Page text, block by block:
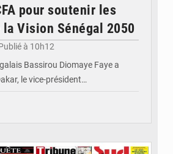
pour soutenir les
Vision Sénégal 2050
à 10h12
Bassirou Diomaye Faye a
le vice-président…